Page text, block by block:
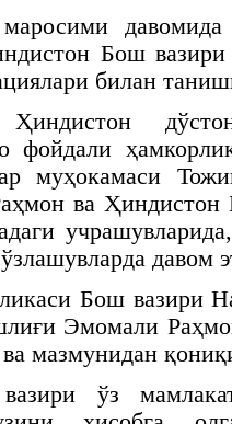
давомида
Бош
билан
фойдали
муҳокамаси
ва Ҳиндистон
давом
Бош вазири
Эмомали
ва мазмунидан
ўз